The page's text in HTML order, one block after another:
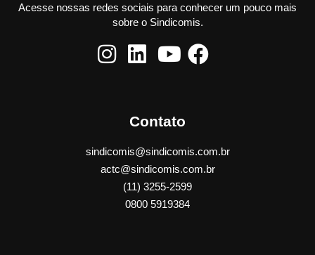
Acesse nossas redes sociais para conhecer um pouco mais
sobre o Sindicomis.
Contato
sindicomis@sindicomis.com.br
actc@sindicomis.com.br
(11) 3255-2599
0800 5919384